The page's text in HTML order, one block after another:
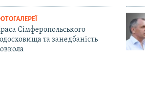
Сімферопольського
та занедбаність